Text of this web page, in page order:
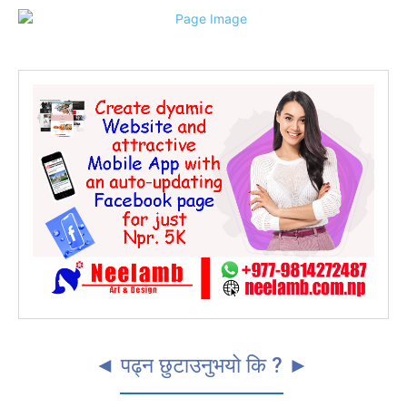
◄ पढ्न छुटाउनुभयो कि ? ►